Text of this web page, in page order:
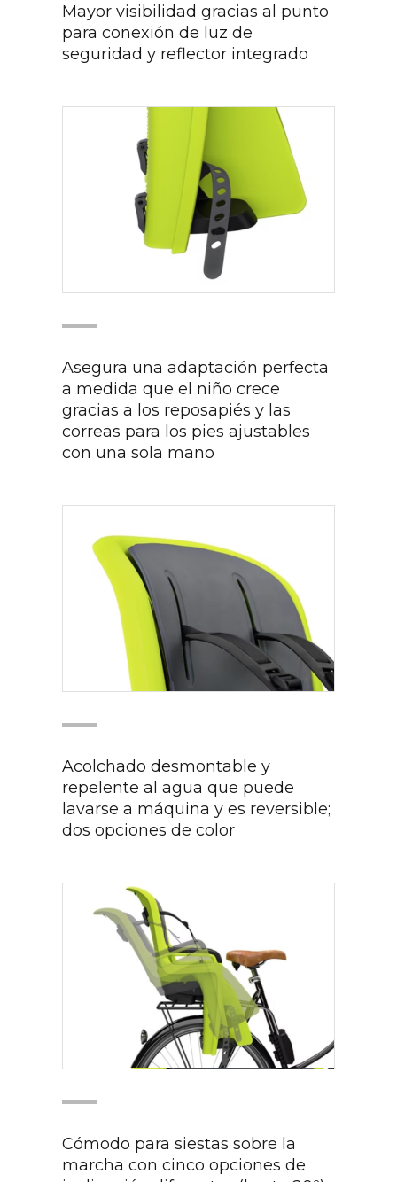
Mayor visibilidad gracias al punto
para conexión de luz de
seguridad y reflector integrado
Asegura una adaptación perfecta
a medida que el niño crece
gracias a los reposapiés y las
correas para los pies ajustables
con una sola mano
Acolchado desmontable y
repelente al agua que puede
lavarse a máquina y es reversible;
dos opciones de color
Cómodo para siestas sobre la
marcha con cinco opciones de